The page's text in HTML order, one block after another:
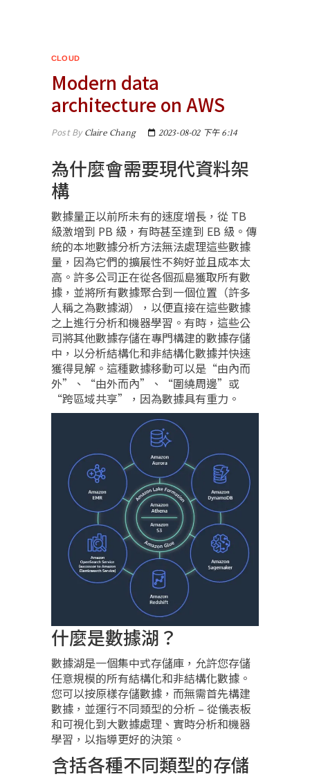
CLOUD
Modern data
architecture on AWS
Post ByClaire Chang 2023-08-02 下午 6:14
為什麼會需要現代資料架
構
數據量正以前所未有的速度增長，從 TB
級激增到 PB 級，有時甚至達到 EB 級。傳
統的本地數據分析方法無法處理這些數據
量，因為它們的擴展性不夠好並且成本太
高。許多公司正在從各個孤島獲取所有數
據，並將所有數據聚合到一個位置（許多
人稱之為數據湖），以便直接在這些數據
之上進行分析和機器學習。有時，這些公
司將其他數據存儲在專門構建的數據存儲
中，以分析結構化和非結構化數據并快速
獲得見解。這種數據移動可以是“由內而
外”、“由外而內”、“圍繞周邊”或
“跨區域共享”，因為數據具有重力。
什麼是數據湖？
數據湖是一個集中式存儲庫，允許您存儲
任意規模的所有結構化和非結構化數據。
您可以按原樣存儲數據，而無需首先構建
數據，並運行不同類型的分析 – 從儀表板
和可視化到大數據處理、實時分析和機器
學習，以指導更好的決策。
含括各種不同類型的存儲